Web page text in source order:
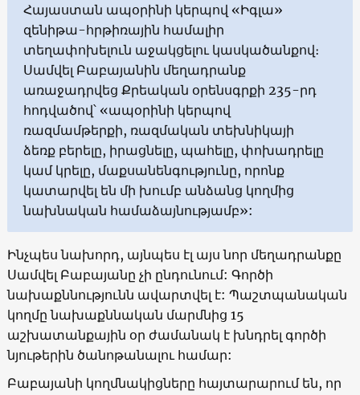
Հայաստան ապօրինի կերպով «Իգլա»
զենիթա-հրթիռային համալիր
տեղափոխելուն աջակցելու կասկածանքով։
Սամվել Բաբայանին մեղադրանք
առաջադրվեց Քրեական օրենսգրքի 235-րդ
հոդվածով՝ «ապօրինի կերպով
ռազմամթերքի, ռազմական տեխնիկայի
ձեռք բերելը, իրացնելը, պահելը, փոխադրելը
կամ կրելը, մաքսանենգությունը, որոնք
կատարվել են մի խումբ անձանց կողմից
նախնական համաձայնությամբ»:
Ինչպես նախորդ, այնպես էլ այս նոր մեղադրանքը
Սամվել Բաբայանը չի ընդունում: Գործի
նախաքննությունն ավարտվել է: Պաշտպանական
կողմը նախաքննական մարմնից 15
աշխատանքային օր ժամանակ է խնդրել գործի
նյութերին ծանոթանալու համար:
Բաբայանի կողմնակիցները հայտարարում են, որ